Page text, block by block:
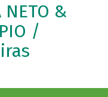
NETO &
/